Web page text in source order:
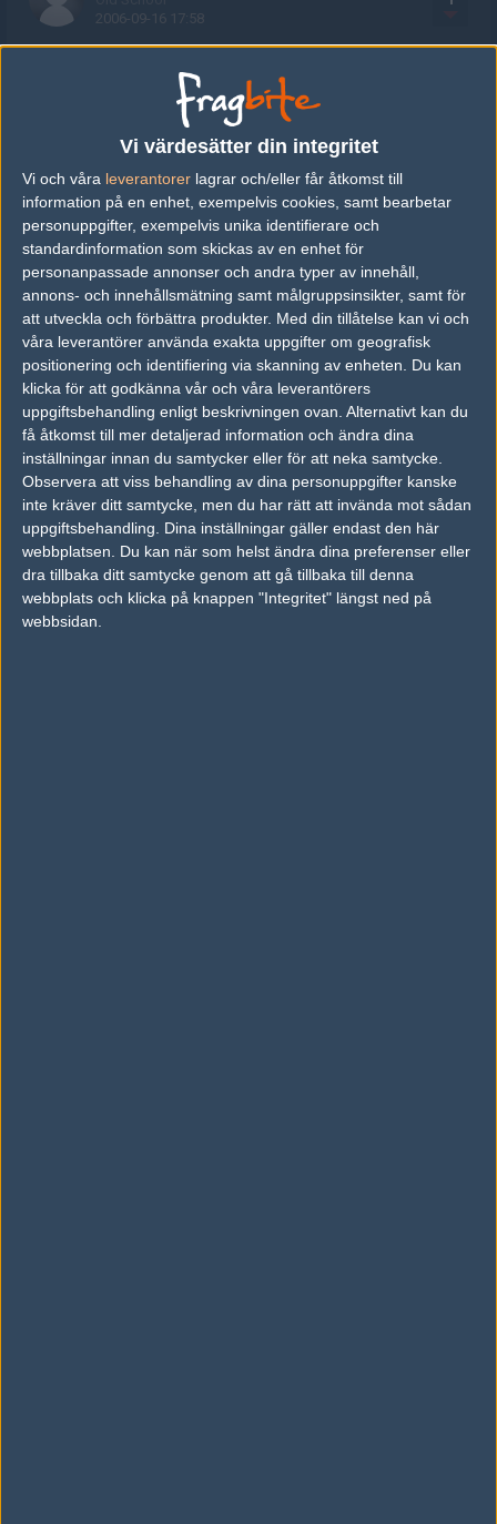
Vi värdesätter din integritet
Vi och våra leverantorer lagrar och/eller får åtkomst till
information på en enhet, exempelvis cookies, samt bearbetar
personuppgifter, exempelvis unika identifierare och
standardinformation som skickas av en enhet för
personanpassade annonser och andra typer av innehåll,
annons- och innehållsmätning samt målgruppsinsikter, samt för
att utveckla och förbättra produkter. Med din tillåtelse kan vi och
våra leverantörer använda exakta uppgifter om geografisk
positionering och identifiering via skanning av enheten. Du kan
klicka för att godkänna vår och våra leverantörers
uppgiftsbehandling enligt beskrivningen ovan. Alternativt kan du
få åtkomst till mer detaljerad information och ändra dina
inställningar innan du samtycker eller för att neka samtycke.
Observera att viss behandling av dina personuppgifter kanske
inte kräver ditt samtycke, men du har rätt att invända mot sådan
uppgiftsbehandling. Dina inställningar gäller endast den här
webbplatsen. Du kan när som helst ändra dina preferenser eller
dra tillbaka ditt samtycke genom att gå tillbaka till denna
webbplats och klicka på knappen "Integritet" längst ned på
webbsidan.
2006-09-16 17:58
Old School
2006-09-16 18:00
kan inte tänka mig att otur kommer ha nån chans
#9blomgren
Old School
2006-09-16 18:00
2421 b (+ 2720) - Otur (47%) vs StaRhit
kom igen nu otur :D
#10 Ko Err Ee
Hall of Fame
2006-09-16 18:00
#2 jag tror nog DU kmr ha otur